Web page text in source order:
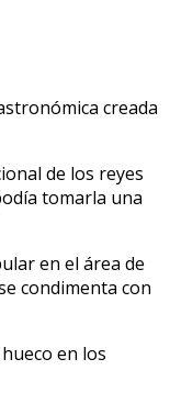
creada
de los reyes
tomarla una
en el área de
condimenta con
en los